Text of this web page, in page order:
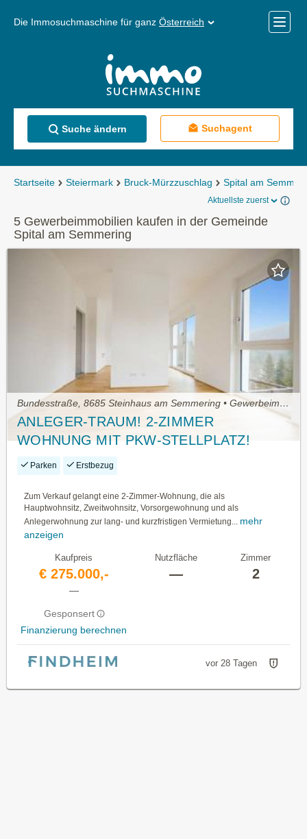
Die Immosuchmaschine für ganz Österreich
Menü
Suche ändern Suchagent
Startseite Steiermark Bruck-Mürzzuschlag Spital am
Aktuellste zuerst
5 Gewerbeimmobilien kaufen in der Gemeinde
Spital am Semmering
Bundesstraße, 8685 Steinhaus am Semmering • Gewerbeimmobilie kaufen
ANLEGER-TRAUM! 2-ZIMMER
WOHNUNG MIT PKW-STELLPLATZ!
AIRBNB & ZWEITWOHNSITZ MÖGLICH!
Parken Erstbezug
Zum Verkauf gelangt eine 2-Zimmer-Wohnung, die als
Hauptwohnsitz, Zweitwohnsitz, Vorsorgewohnung und als
Anlegerwohnung zur lang- und kurzfristigen Vermietung...
mehr
anzeigen
Kaufpreis
€ 275.000,-
—
Gesponsert
Finanzierung berechnen
Nutzfläche
—
Zimmer
2
vor 28 Tagen